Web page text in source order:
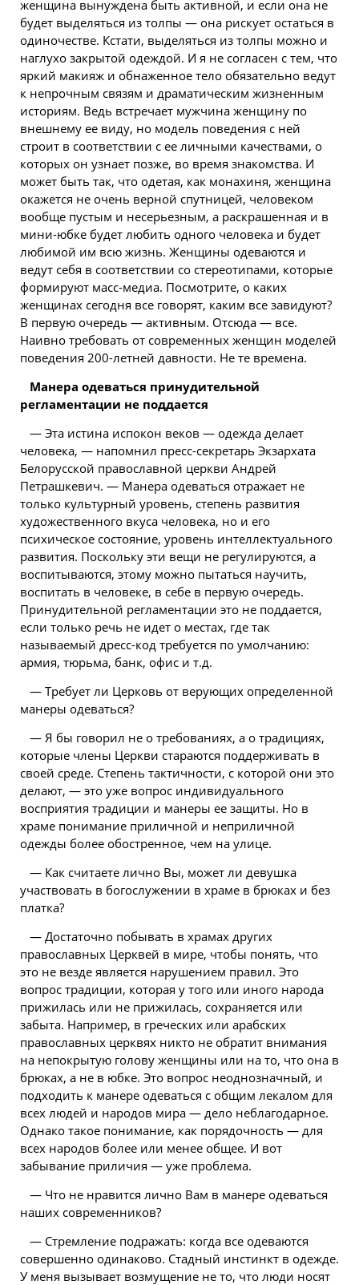
женщина вынуждена быть активной, и если она не
будет выделяться из толпы — она рискует остаться в
одиночестве. Кстати, выделяться из толпы можно и
наглухо закрытой одеждой. И я не согласен с тем, что
яркий макияж и обнаженное тело обязательно ведут
к непрочным связям и драматическим жизненным
историям. Ведь встречает мужчина женщину по
внешнему ее виду, но модель поведения с ней
строит в соответствии с ее личными качествами, о
которых он узнает позже, во время знакомства. И
может быть так, что одетая, как монахиня, женщина
окажется не очень верной спутницей, человеком
вообще пустым и несерьезным, а раскрашенная и в
мини-юбке будет любить одного человека и будет
любимой им всю жизнь. Женщины одеваются и
ведут себя в соответствии со стереотипами, которые
формируют масс-медиа. Посмотрите, о каких
женщинах сегодня все говорят, каким все завидуют?
В первую очередь — активным. Отсюда — все.
Наивно требовать от современных женщин моделей
поведения 200-летней давности. Не те времена.
Манера одеваться принудительной
регламентации не поддается
— Эта истина испокон веков — одежда делает
человека, — напомнил пресс-секретарь Экзархата
Белорусской православной церкви Андрей
Петрашкевич. — Манера одеваться отражает не
только культурный уровень, степень развития
художественного вкуса человека, но и его
психическое состояние, уровень интеллектуального
развития. Поскольку эти вещи не регулируются, а
воспитываются, этому можно пытаться научить,
воспитать в человеке, в себе в первую очередь.
Принудительной регламентации это не поддается,
если только речь не идет о местах, где так
называемый дресс-код требуется по умолчанию:
армия, тюрьма, банк, офис и т.д.
— Требует ли Церковь от верующих определенной
манеры одеваться?
— Я бы говорил не о требованиях, а о традициях,
которые члены Церкви стараются поддерживать в
своей среде. Степень тактичности, с которой они это
делают, — это уже вопрос индивидуального
восприятия традиции и манеры ее защиты. Но в
храме понимание приличной и неприличной
одежды более обостренное, чем на улице.
— Как считаете лично Вы, может ли девушка
участвовать в богослужении в храме в брюках и без
платка?
— Достаточно побывать в храмах других
православных Церквей в мире, чтобы понять, что
это не везде является нарушением правил. Это
вопрос традиции, которая у того или иного народа
прижилась или не прижилась, сохраняется или
забыта. Например, в греческих или арабских
православных церквях никто не обратит внимания
на непокрытую голову женщины или на то, что она в
брюках, а не в юбке. Это вопрос неоднозначный, и
подходить к манере одеваться с общим лекалом для
всех людей и народов мира — дело неблагодарное.
Однако такое понимание, как порядочность — для
всех народов более или менее общее. И вот
забывание приличия — уже проблема.
— Что не нравится лично Вам в манере одеваться
наших современников?
— Стремление подражать: когда все одеваются
совершенно одинаково. Стадный инстинкт в одежде.
У меня вызывает возмущение не то, что люди носят